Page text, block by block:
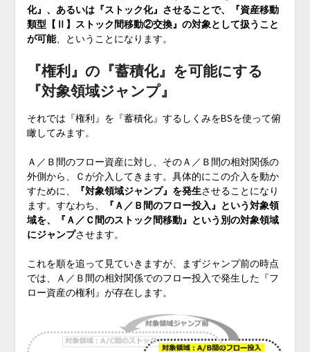
化』、あるいは『ストック化』させることで、『資産移動
類型【Ⅱ】ストック間移動②交換』の対象として扱うこと
が可能、ということになります。
『権利』の『蓄積化』を可能にする
『対象領域ジャンプ』
それでは『権利』を『蓄積化』するしくみをBSを使って俯
瞰してみます。
Ａ／Ｂ間のフロー資産に対し、そのＡ／Ｂ間の相対関係の
外側から、Ｃが介入してきます。具体的にこの介入を動か
すために、
『対象領域ジャンプ』を発生させることになり
ます。すなわち、
『Ａ／Ｂ間のフロー投入』という対象領
域を、『Ａ／Ｃ間のストック間移動』という別の対象領域
にジャンプさせます。
これを順を追って見ていきますが、まずジャンプ前の時点
では、Ａ／Ｂ間の相対関係でのフロー投入で発生した『フ
ロー資産の権利』が存在します。